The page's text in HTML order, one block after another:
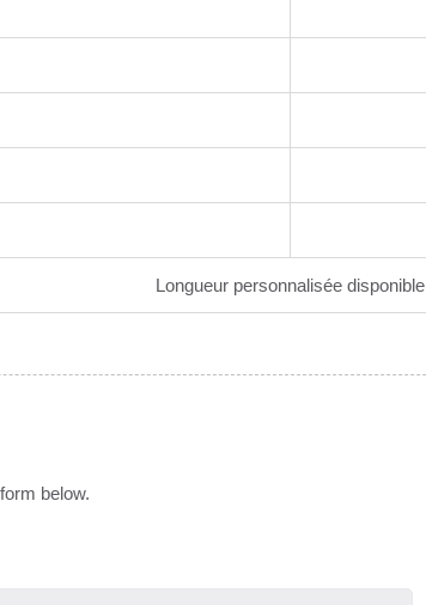
Longueur personnalisée disponible